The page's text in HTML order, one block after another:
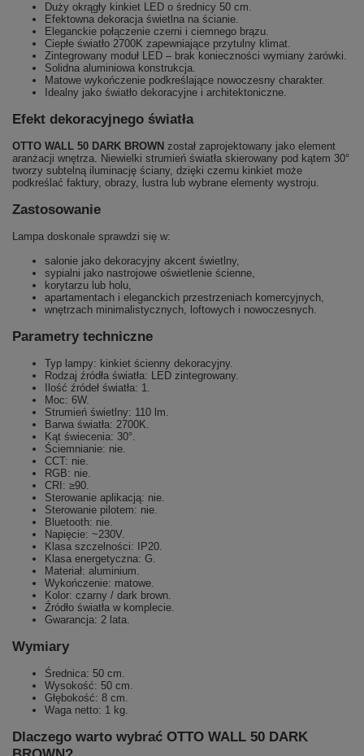
Duży okrągły kinkiet LED o średnicy 50 cm.
Efektowna dekoracja świetlna na ścianie.
Eleganckie połączenie czerni i ciemnego brązu.
Ciepłe światło 2700K zapewniające przytulny klimat.
Zintegrowany moduł LED – brak konieczności wymiany żarówki.
Solidna aluminiowa konstrukcja.
Matowe wykończenie podkreślające nowoczesny charakter.
Idealny jako światło dekoracyjne i architektoniczne.
Efekt dekoracyjnego światła
OTTO WALL 50 DARK BROWN został zaprojektowany jako element
aranżacji wnętrza. Niewielki strumień światła skierowany pod kątem 30°
tworzy subtelną iluminację ściany, dzięki czemu kinkiet może
podkreślać faktury, obrazy, lustra lub wybrane elementy wystroju.
Zastosowanie
Lampa doskonale sprawdzi się w:
salonie jako dekoracyjny akcent świetlny,
sypialni jako nastrojowe oświetlenie ścienne,
korytarzu lub holu,
apartamentach i eleganckich przestrzeniach komercyjnych,
wnętrzach minimalistycznych, loftowych i nowoczesnych.
Parametry techniczne
Typ lampy: kinkiet ścienny dekoracyjny.
Rodzaj źródła światła: LED zintegrowany.
Ilość źródeł światła: 1.
Moc: 6W.
Strumień świetlny: 110 lm.
Barwa światła: 2700K.
Kąt świecenia: 30°.
Ściemnianie: nie.
CCT: nie.
RGB: nie.
CRI: ≥90.
Sterowanie aplikacją: nie.
Sterowanie pilotem: nie.
Bluetooth: nie.
Napięcie: ~230V.
Klasa szczelności: IP20.
Klasa energetyczna: G.
Materiał: aluminium.
Wykończenie: matowe.
Kolor: czarny / dark brown.
Źródło światła w komplecie.
Gwarancja: 2 lata.
Wymiary
Średnica: 50 cm.
Wysokość: 50 cm.
Głębokość: 8 cm.
Waga netto: 1 kg.
Dlaczego warto wybrać OTTO WALL 50 DARK